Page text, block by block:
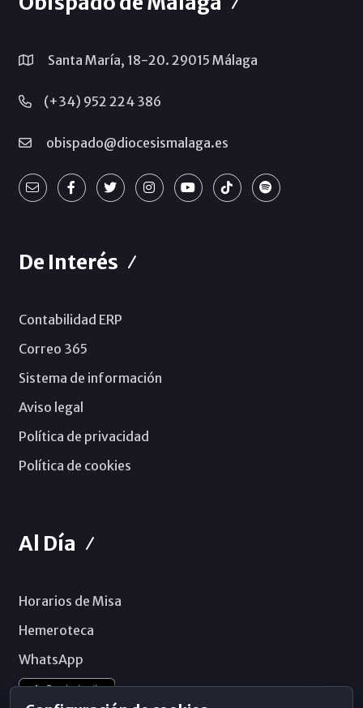
Santa María, 18-20. 29015 Málaga
(+34) 952 224 386
obispado@diocesismalaga.es
De Interés
Contabilidad ERP
Correo 365
Sistema de información
Aviso legal
Política de privacidad
Política de cookies
Al Día
Horarios de Misa
Hemeroteca
WhatsApp